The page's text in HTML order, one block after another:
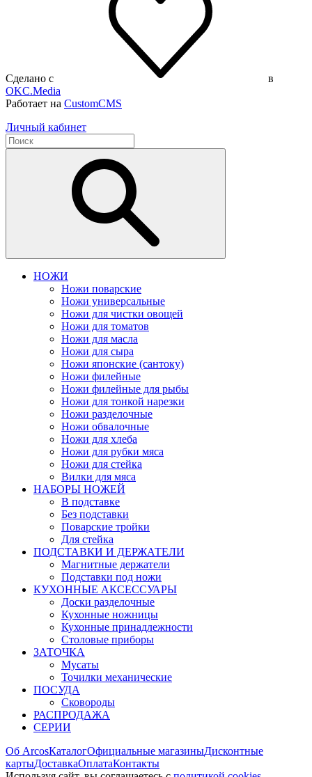
Сделано с
в
OKC.Media
Работает на CustomCMS
Личный кабинет
НОЖИ
Ножи поварские
Ножи универсальные
Ножи для чистки овощей
Ножи для томатов
Ножи для масла
Ножи для сыра
Ножи японские (сантоку)
Ножи филейные
Ножи филейные для рыбы
Ножи для тонкой нарезки
Ножи разделочные
Ножи обвалочные
Ножи для хлеба
Ножи для рубки мяса
Ножи для стейка
Вилки для мяса
НАБОРЫ НОЖЕЙ
В подставке
Без подставки
Поварские тройки
Для стейка
ПОДСТАВКИ И ДЕРЖАТЕЛИ
Магнитные держатели
Подставки под ножи
КУХОННЫЕ АКСЕССУАРЫ
Доски разделочные
Кухонные ножницы
Кухонные принадлежности
Столовые приборы
ЗАТОЧКА
Мусаты
Точилки механические
ПОСУДА
Сковороды
РАСПРОДАЖА
СЕРИИ
Об ArcosКаталогОфициальные магазиныДисконтные
картыДоставкаОплатаКонтакты